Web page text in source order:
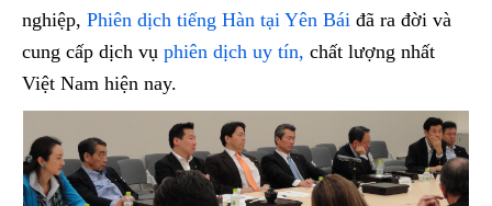
nghiệp, Phiên dịch tiếng Hàn tại Yên Bái đã ra đời và
cung cấp dịch vụ phiên dịch uy tín, chất lượng nhất
Việt Nam hiện nay.